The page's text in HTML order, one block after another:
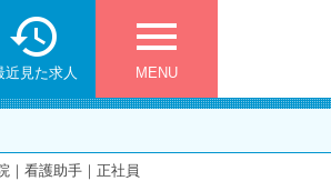
menu
MENU

近見た求人
｜看護助手｜正社員